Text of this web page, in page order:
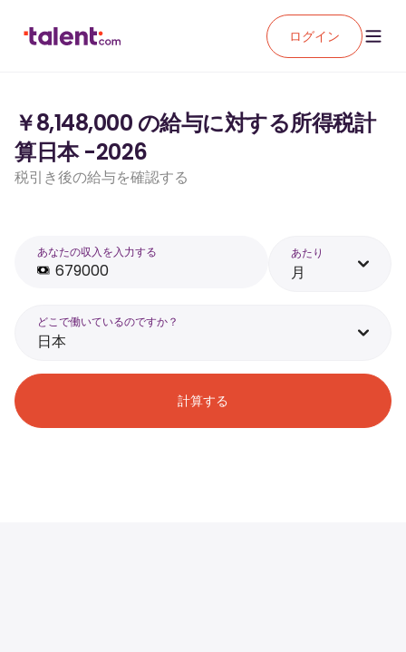
ログイン
￥8,148,000 の給与に対する所得税計
算日本 -2026
税引き後の給与を確認する
あなたの収入を入力する あたり
月
どこで働いているのですか？
日本
計算する